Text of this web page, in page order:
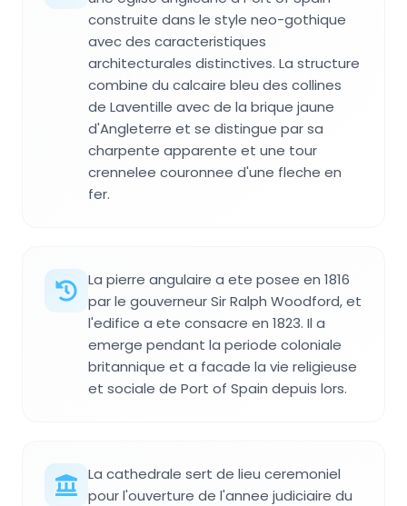
construite dans le style neo-gothique
avec des caracteristiques
architecturales distinctives. La structure
combine du calcaire bleu des collines
de Laventille avec de la brique jaune
d'Angleterre et se distingue par sa
charpente apparente et une tour
crennelee couronnee d'une fleche en
fer.
La pierre angulaire a ete posee en 1816
par le gouverneur Sir Ralph Woodford, et
l'edifice a ete consacre en 1823. Il a
emerge pendant la periode coloniale
britannique et a facade la vie religieuse
et sociale de Port of Spain depuis lors.
La cathedrale sert de lieu ceremoniel
pour l'ouverture de l'annee judiciaire du